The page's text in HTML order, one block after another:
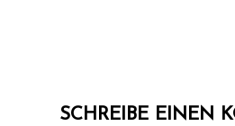
SCHREIBE EINEN